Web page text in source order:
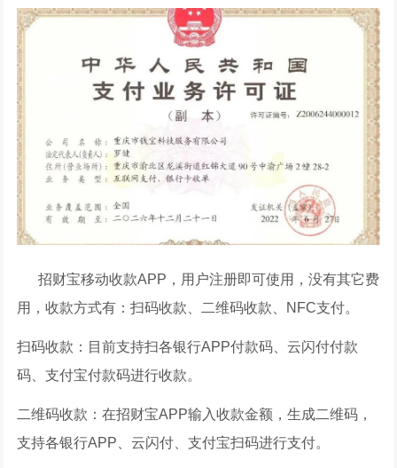
招财宝移动收款APP，用户注册即可使用，没有其它费
用，收款方式有：扫码收款、二维码收款、NFC支付。
扫码收款：目前支持扫各银行APP付款码、云闪付付款
码、支付宝付款码进行收款。
二维码收款：在招财宝APP输入收款金额，生成二维码，
支持各银行APP、云闪付、支付宝扫码进行支付。